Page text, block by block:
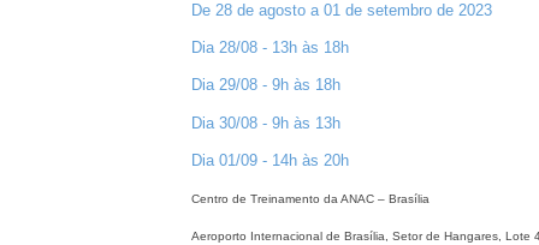
De 28 de agosto a 01 de setembro de 2023
Dia 28/08 - 13h às 18h
Dia 29/08 - 9h às 18h
Dia 30/08 - 9h às 13h
Dia 01/09 - 14h às 20h
Centro de Treinamento da ANAC – Brasília
Aeroporto Internacional de Brasília, Setor de Hangares, Lote